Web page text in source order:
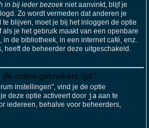
in bij ieder bezoekniet aanvinkt, blijf je
Zo wordt vermeden dat anderen je
blijven, moet je bij het inloggen de optie
je het gebruik maakt van een openbare
de bibliotheek, in een internet café, enz.
heeft de beheerder deze uitgeschakeld.
online gebruikers lijst?
instellingen", vind je de optie
je deze optie activeert door ja aan te
iedereen, behalve voor beheerders,